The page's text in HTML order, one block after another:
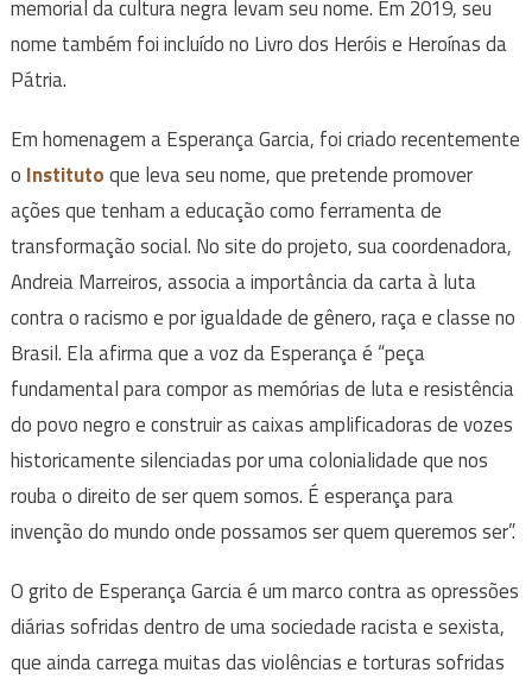
memorial da cultura negra levam seu nome. Em 2019, seu
nome também foi incluído no Livro dos Heróis e Heroínas da
Pátria.
Em homenagem a Esperança Garcia, foi criado recentemente
o Institutoque leva seu nome, que pretende promover
ações que tenham a educação como ferramenta de
transformação social. No site do projeto, sua coordenadora,
Andreia Marreiros, associa a importância da carta à luta
contra o racismo e por igualdade de gênero, raça e classe no
Brasil. Ela afirma que a voz da Esperança é “peça
fundamental para compor as memórias de luta e resistência
do povo negro e construir as caixas amplificadoras de vozes
historicamente silenciadas por uma colonialidade que nos
rouba o direito de ser quem somos. É esperança para
invenção do mundo onde possamos ser quem queremos ser”.
O grito de Esperança Garcia é um marco contra as opressões
diárias sofridas dentro de uma sociedade racista e sexista,
que ainda carrega muitas das violências e torturas sofridas